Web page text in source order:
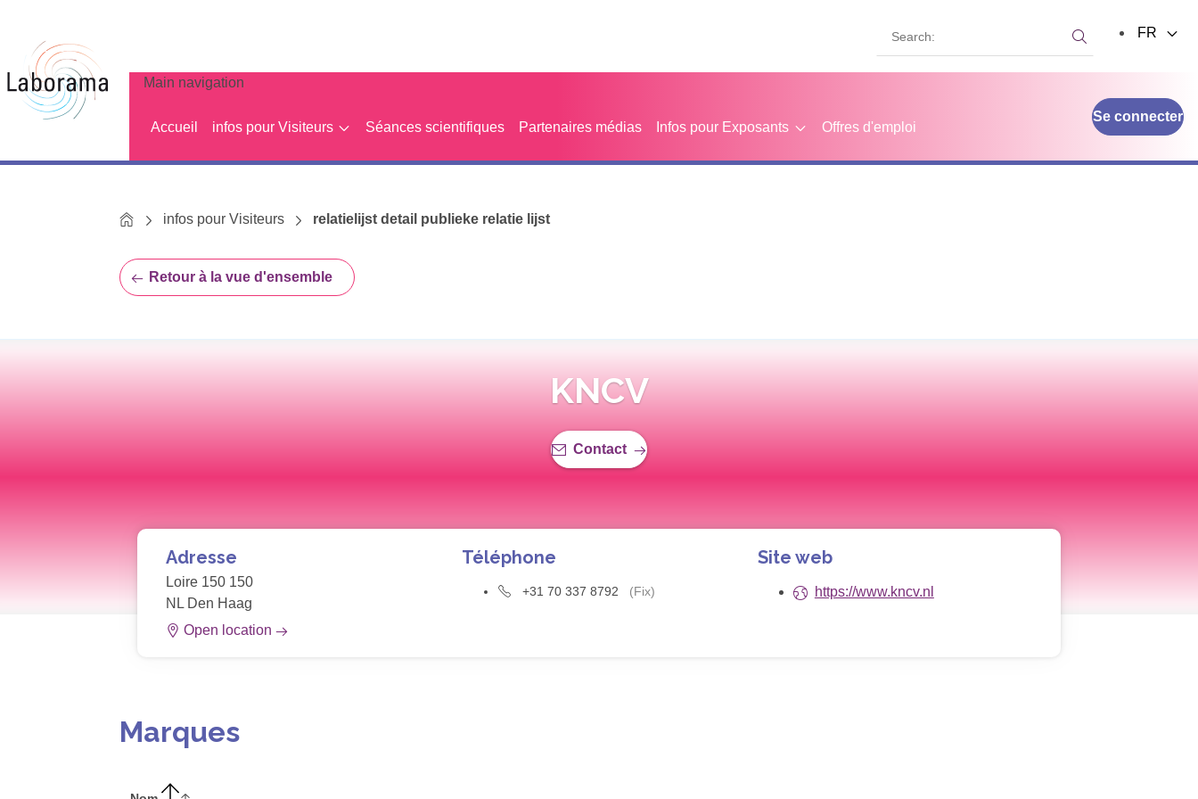
Main navigation
Accueil infos pour Visiteurs Séances scientifiques Partenaires médias Infos pour Exposants Offres d'emploi
Se connecter
Search:
FR
Homeinfos pour Visiteurs relatielijst detail publieke relatie lijst
Retour à la vue d'ensemble
KNCV
Contact
Adresse
Loire 150 150
NL Den Haag
Open location
Téléphone
+31 70 337 8792 (Fix)
Site web
https://www.kncv.nl
Marques